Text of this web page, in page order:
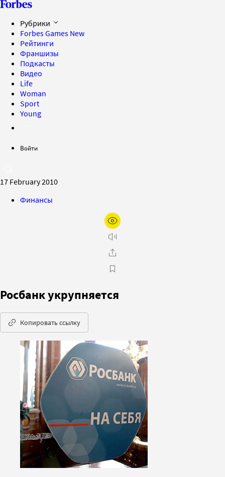
Рубрики
Forbes Games New
Рейтинги
Франшизы
Подкасты
Видео
Life
Woman
Sport
Young
Войти
17 February 2010
Финансы
Росбанк укрупняется
Копировать ссылку